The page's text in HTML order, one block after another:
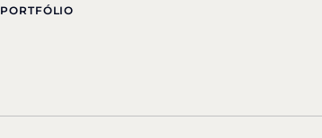
PORTFÓLIO